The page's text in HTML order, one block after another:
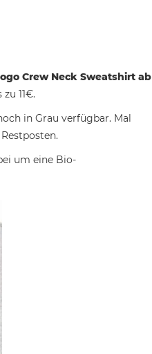
Crew Neck Sweatshirt ab
11€.
in Grau verfügbar. Mal
um eine Bio-